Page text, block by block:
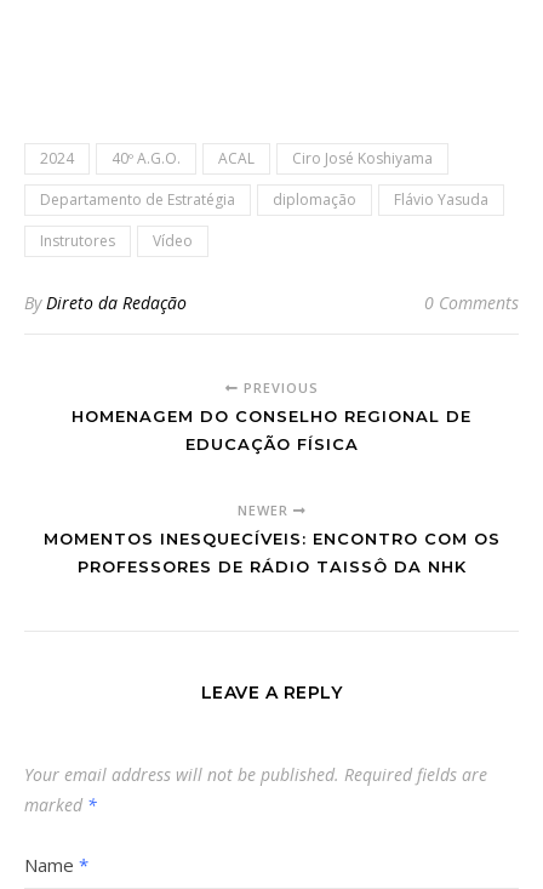
2024 40º A.G.O. ACAL
Ciro José Koshiyama
Departamento de Estratégia
diplomação
Flávio Yasuda
Instrutores
Vídeo
ByDireto da Redação 0 Comments
PREVIOUS
HOMENAGEM DO CONSELHO REGIONAL DE
EDUCAÇÃO FÍSICA
NEWER
MOMENTOS INESQUECÍVEIS: ENCONTRO COM OS
PROFESSORES DE RÁDIO TAISSÔ DA NHK
LEAVE A REPLY
Your email address will not be published. Required fields are
marked *
Name *